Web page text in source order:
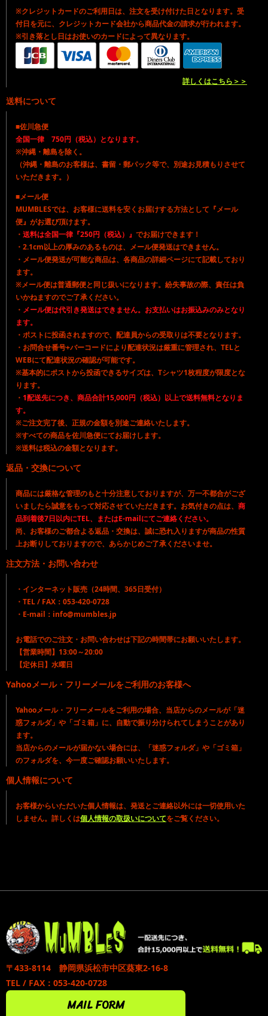
※クレジットカードのご利用日は、注文を受け付けた日となります。受
付日を元に、クレジットカード会社から商品代金の請求が行われます。
※引き落とし日はお使いのカードによって異なります。
詳しくはこちら＞＞
送料について
■佐川急便
全国一律 750円（税込）となります。
※沖縄・離島を除く。
（沖縄・離島のお客様は、書留・郵パック等で、別途お見積もりさせて
いただきます。）
■メール便
MUMBLESでは、お客様に送料を安くお届けする方法として『メール
便』がお選び頂けます。
・ 送料は全国一律『250円（税込）』 でお届けできます！
・2.1cm以上の厚みのあるものは、メール便発送はできません。
・メール便発送が可能な商品は、各商品の詳細ページにて記載しており
ます。
※メール便は普通郵便と同じ扱いになります。紛失事故の際、責任は負
いかねますのでご了承ください。
・ メール便は代引き発送はできません。お支払いはお振込みのみとなり
ます。
・ポストに投函されますので、配達員からの受取りは不要となります。
・お問合せ番号+バーコードにより配達状況は厳重に管理され、TELと
WEBにて配達状況の確認が可能です。
※基本的にポストから投函できるサイズは、Tシャツ1枚程度が限度とな
ります。
・ 1配送先につき、商品合計15,000円（税込）以上で送料無料となりま
す。
※ご注文完了後、正規の金額を別途ご連絡いたします。
※すべての商品を佐川急便にてお届けします。
※送料は税込の金額となります。
返品・交換について
商品には厳格な管理のもと十分注意しておりますが、万一不都合がござ
いましたら誠意をもって対応させていただきます。お気付きの点は、 商
品到着後7日以内にTEL、またはE-mailにてご連絡ください。
尚、お客様のご都合よる返品・交換は、誠に恐れ入りますが商品の性質
上お断りしておりますので、あらかじめご了承くださいませ。
注文方法・お問い合わせ
・インターネット販売（24時間、365日受付）
・TEL / FAX：053-420-0728
・E-mail：info@mumbles.jp
お電話でのご注文・お問い合わせは下記の時間帯にお願いいたします。
【営業時間】13:00～20:00
【定休日】水曜日
Yahooメール・フリーメールをご利用のお客様へ
Yahooメール・フリーメールをご利用の場合、当店からのメールが「迷
惑フォルダ」や「ゴミ箱」に、自動で振り分けられてしまうことがあり
ます。
当店からのメールが届かない場合には、「迷惑フォルダ」や「ゴミ箱」
のフォルダを、今一度ご確認お願いいたします。
個人情報について
お客様からいただいた個人情報は、発送とご連絡以外には一切使用いた
しません。詳しくは個人情報の取扱いについてをご覧ください。
〒433-8114 静岡県浜松市中区葵東2-16-8
TEL / FAX：053-420-0728
MAIL FORM